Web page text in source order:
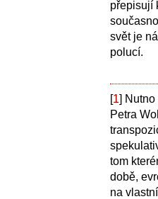
přepisují
svět je
polucí.
[1]
Petra
tom
době,
na